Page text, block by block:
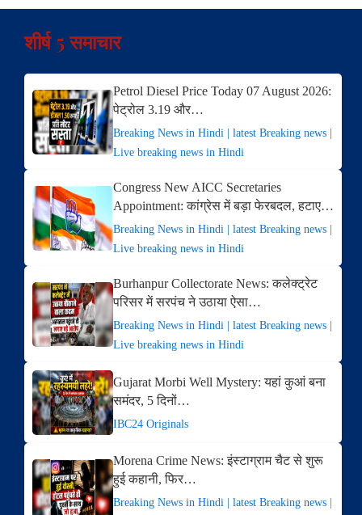
शीर्ष 5 समाचार
Petrol Diesel Price Today 07 August 2026:
पेट्रोल 3.19 और…
Breaking News in Hindi | latest Breaking news |
Live breaking news in Hindi
Congress New AICC Secretaries
Appointment: कांग्रेस में बड़ा फेरबदल, हटाए…
Breaking News in Hindi | latest Breaking news |
Live breaking news in Hindi
Burhanpur Collectorate News: कलेक्ट्रेट
परिसर में सरपंच ने उठाया ऐसा…
Breaking News in Hindi | latest Breaking news |
Live breaking news in Hindi
Gujarat Morbi Well Mystery: यहां कुआं बना
समंदर, 5 दिनों…
IBC24 Originals
Morena Crime News: इंस्टाग्राम चैट से शुरू
हुई कहानी, फिर…
Breaking News in Hindi | latest Breaking news |